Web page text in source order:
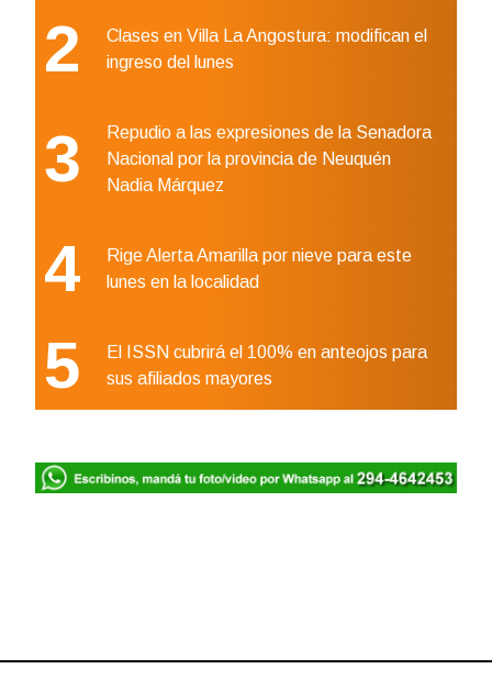
2
Clases en Villa La Angostura: modifican el
ingreso del lunes
3
Repudio a las expresiones de la Senadora
Nacional por la provincia de Neuquén
Nadia Márquez
4
Rige Alerta Amarilla por nieve para este
lunes en la localidad
5
El ISSN cubrirá el 100% en anteojos para
sus afiliados mayores